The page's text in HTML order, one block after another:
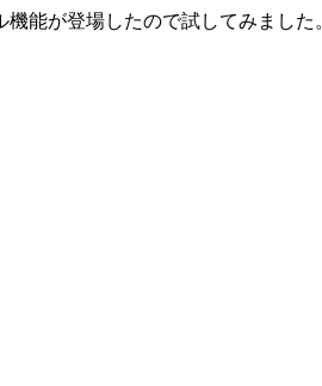
能が登場したので試してみました。